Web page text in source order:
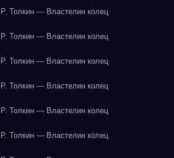
Толкин — Властелин колец
Толкин — Властелин колец
Толкин — Властелин колец
Толкин — Властелин колец
Толкин — Властелин колец
Толкин — Властелин колец